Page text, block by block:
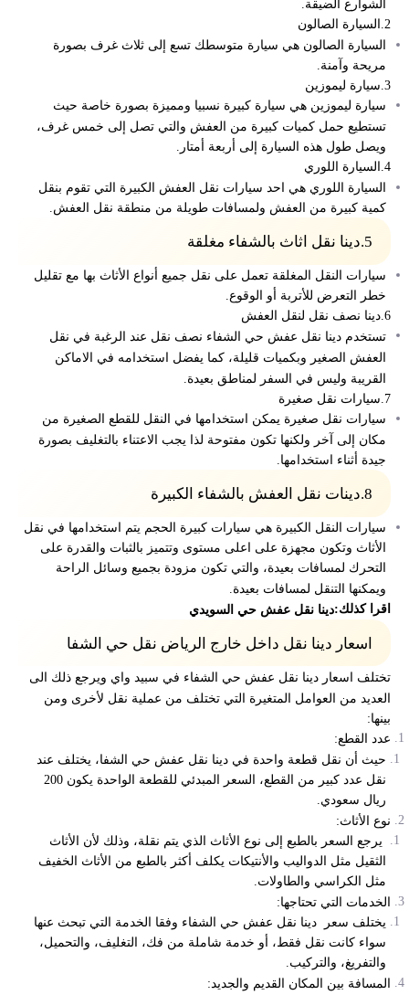
الشوارع الضيقة.
2.السيارة الصالون
السيارة الصالون هي سيارة متوسطك تسع إلى ثلاث غرف بصورة
مريحة وآمنة.
3.سيارة ليموزين
سيارة ليموزين هي سيارة كبيرة نسبيا ومميزة بصورة خاصة حيث
تستطيع حمل كميات كبيرة من العفش والتي تصل إلى خمس غرف،
ويصل طول هذه السيارة إلى أربعة أمتار.
4.السيارة اللوري
السيارة اللوري هي احد سيارات نقل العفش الكبيرة التي تقوم بنقل
كمية كبيرة من العفش ولمسافات طويلة من منطقة نقل العفش.
5. دينا نقل اثاث بالشفاء مغلقة
سيارات النقل المغلقة تعمل على نقل جميع أنواع الأثاث بها مع تقليل
خطر التعرض للأتربة أو الوقوع.
6.دينا نصف نقل لنقل العفش
تستخدم دينا نقل عفش حي الشفاء نصف نقل عند الرغبة في نقل
العفش الصغير وبكميات قليلة، كما يفضل استخدامه في الاماكن
القريبة وليس في السفر لمناطق بعيدة.
7.سيارات نقل صغيرة
سيارات نقل صغيرة يمكن استخدامها في النقل للقطع الصغيرة من
مكان إلى آخر ولكنها تكون مفتوحة لذا يجب الاعتناء بالتغليف بصورة
جيدة أثناء استخدامها.
8. دينات نقل العفش بالشفاء الكبيرة
سيارات النقل الكبيرة هي سيارات كبيرة الحجم يتم استخدامها في نقل
الأثاث وتكون مجهزة على اعلى مستوى وتتميز بالثبات والقدرة على
التحرك لمسافات بعيدة، والتي تكون مزودة بجميع وسائل الراحة
ويمكنها التنقل لمسافات بعيدة.
اقرا كذلك:دينا نقل عفش حي السويدي
اسعار دينا نقل داخل خارج الرياض نقل حي الشفا
تختلف اسعار دينا نقل عفش حي الشفاء في سبيد واي ويرجع ذلك الى
العديد من العوامل المتغيرة التي تختلف من عملية نقل لأخرى ومن
بينها:
عدد القطع:
حيث أن نقل قطعة واحدة في دينا نقل عفش حي الشفا، يختلف عند
نقل عدد كبير من القطع، السعر المبدئي للقطعة الواحدة يكون 200
ريال سعودي.
نوع الأثاث:
يرجع السعر بالطبع إلى نوع الأثاث الذي يتم نقلة، وذلك لأن الأثاث
الثقيل مثل الدواليب والأنتيكات يكلف أكثر بالطبع من الأثاث الخفيف
مثل الكراسي والطاولات.
الخدمات التي تحتاجها:
يختلف سعر دينا نقل عفش حي الشفاء وفقا الخدمة التي تبحث عنها
سواء كانت نقل فقط، أو خدمة شاملة من فك، التغليف، والتحميل،
والتفريغ، والتركيب.
المسافة بين المكان القديم والجديد: